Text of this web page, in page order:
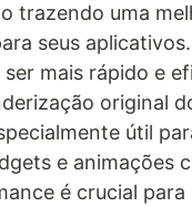
trazendo uma
seus
mais rápido e
original
útil
e animações
é crucial para